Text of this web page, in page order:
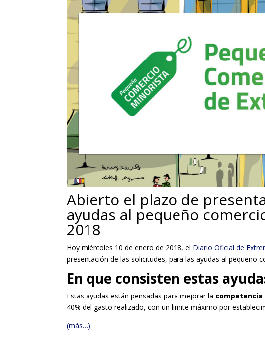
Abierto el plazo de
ayudas al pequeño
2018
Hoy miércoles 10 de enero de 2018, el Diario Oficial de
presentación de las solicitudes, para las ayudas al pequeño
En que consisten estas
Estas ayudas están pensadas para mejorar la competencia
40% del gasto realizado, con un limite máximo por
(más…)